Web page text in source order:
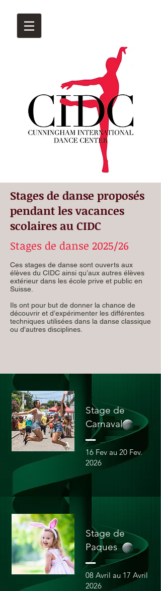
Stages de danse proposés
pendant les vacances
scolaires au CIDC
Stages de danse 2025/26
Ces stages de danse sont ouverts aux
élèves du CIDC ainsi qu’aux autres élèves
extérieur dans les école prive et public en
Suisse.
Ils ont pour but de donner la chance de
découvrir et d’expérimenter les différentes
techniques utilisées dans la danse classique
ou d'autres disciplines.
Stage de
Carnaval
16 Fev au 20 Fev.
2026
Stage de
Paques
08 Avril au 17 Avril
2026